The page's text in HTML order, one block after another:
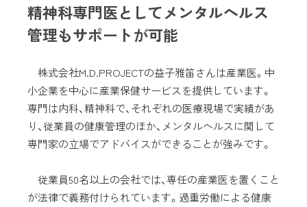
精神科専門医としてメンタルヘルス
管理もサポートが可能
株式会社M.D.PROJECTの益子雅笛さんは産業医。中
小企業を中心に産業保健サービスを提供しています。
専門は内科、精神科で、それぞれの医療現場で実績があ
り、従業員の健康管理のほか、メンタルヘルスに関して
専門家の立場でアドバイスができることが強みです。
従業員50名以上の会社では、専任の産業医を置くこと
が法律で義務付けられています。過重労働による健康